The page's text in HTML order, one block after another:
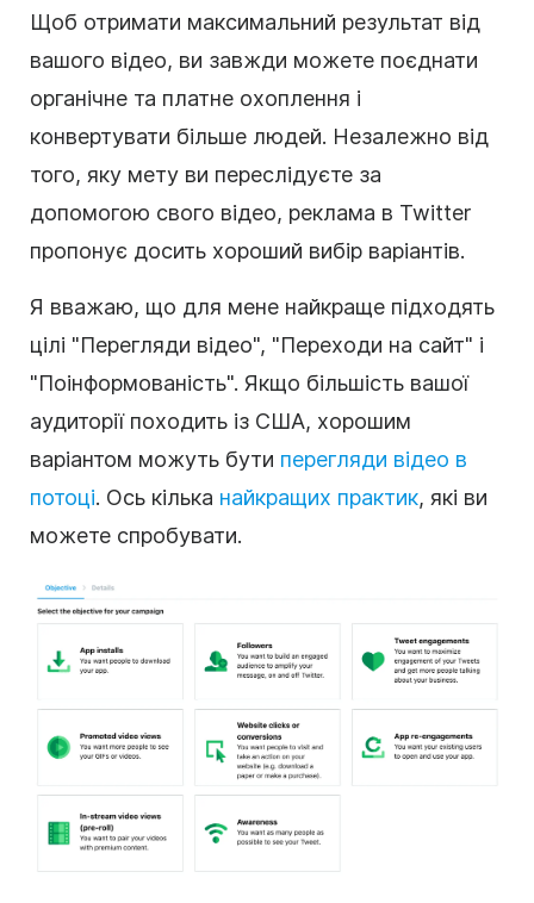
Щоб отримати максимальний результат від
вашого відео, ви завжди можете поєднати
органічне та платне охоплення і
конвертувати більше людей. Незалежно від
того, яку мету ви переслідуєте за
допомогою свого відео, реклама в Twitter
пропонує досить хороший вибір варіантів.
Я вважаю, що для мене найкраще підходять
цілі "Перегляди відео", "Переходи на сайт" і
"Поінформованість". Якщо більшість вашої
аудиторії походить із США, хорошим
варіантом можуть бути перегляди відео в
потоці. Ось кілька найкращих практик, які ви
можете спробувати.